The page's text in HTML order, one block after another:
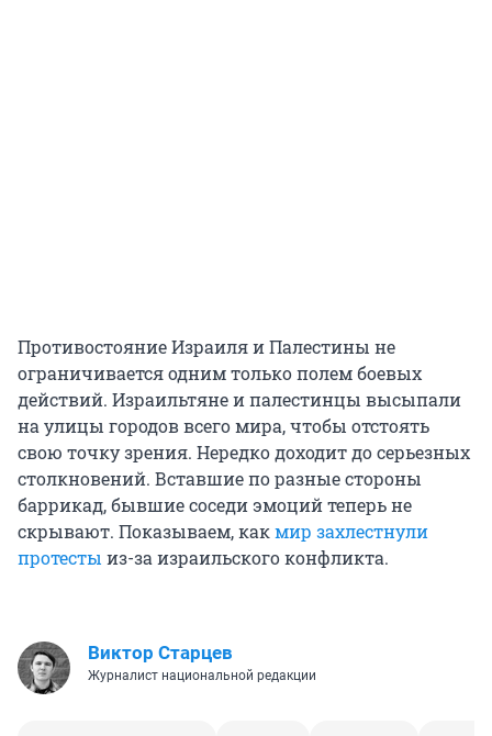
Противостояние Израиля и Палестины не
ограничивается одним только полем боевых
действий. Израильтяне и палестинцы высыпали
на улицы городов всего мира, чтобы отстоять
свою точку зрения. Нередко доходит до серьезных
столкновений. Вставшие по разные стороны
баррикад, бывшие соседи эмоций теперь не
скрывают. Показываем, какмир захлестнули
протесты из-за израильского конфликта.
Виктор Старцев
Журналист национальной редакции